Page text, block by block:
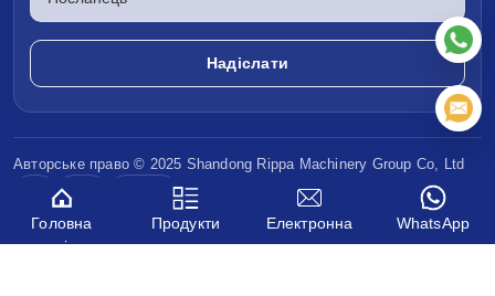
Авторське право © 2025 Shandong Rippa Machinery Group Co, Ltd
EPA
Головна
сторінка
Продукти
Електронна
пошта
WhatsApp